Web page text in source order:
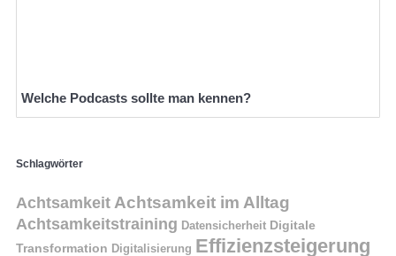
Welche Podcasts sollte man kennen?
Schlagwörter
Achtsamkeit Achtsamkeit im Alltag
Achtsamkeitstraining Datensicherheit Digitale
Transformation Digitalisierung Effizienzsteigerung